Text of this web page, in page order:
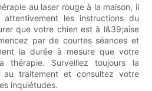
au laser rouge à la maison, il
les instructions du
que votre chien est à l&39;aise
par de courtes séances et
la durée à mesure que votre
thérapie. Surveillez toujours la
traitement et consultez votre
inquiétudes.